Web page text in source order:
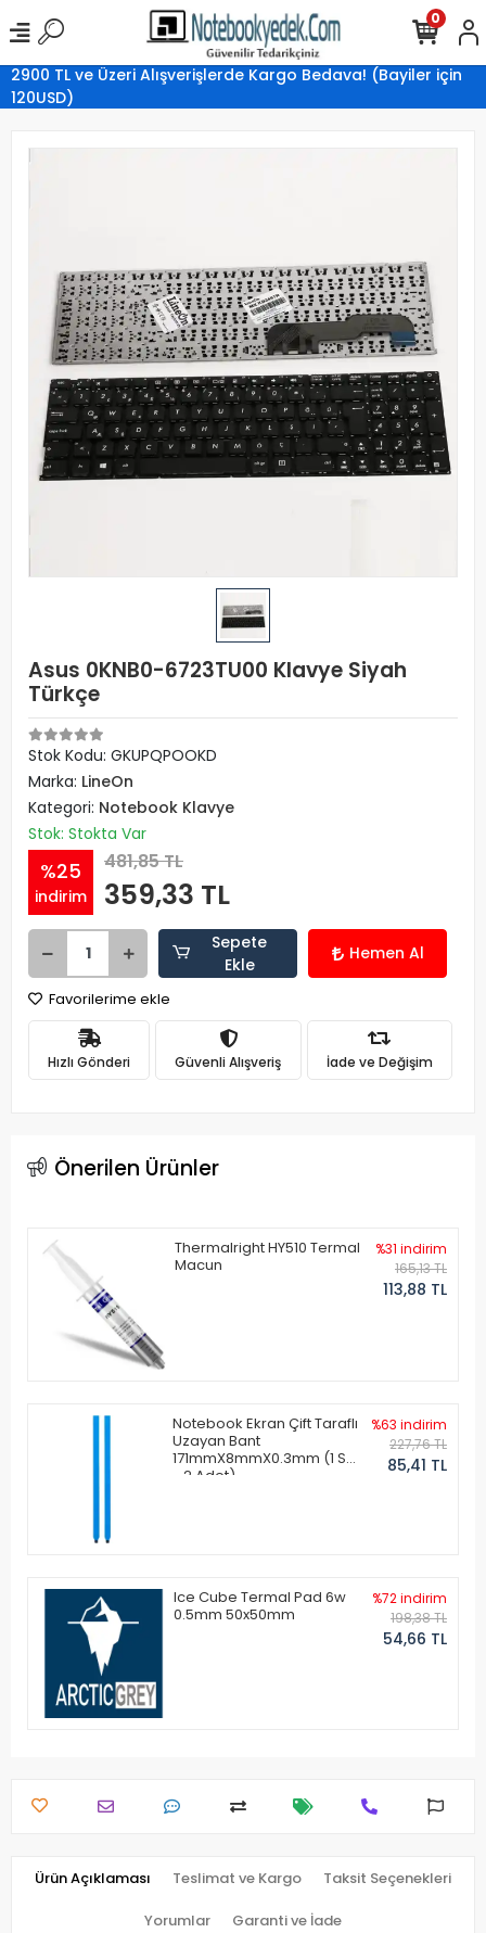
2900 TL ve Üzeri Alışverişlerde Kargo Bedava! (Bayiler için
120USD)
0
Asus 0KNB0-6723TU00 Klavye Siyah
Türkçe
Stok Kodu: GKUPQPOOKD
Marka: LineOn
Kategori: Notebook Klavye
Stok: Stokta Var
%25
indirim
481,85 TL
359,33 TL
Sepete
Ekle
Hemen Al
Favorilerime ekle
Hızlı Gönderi Güvenli Alışveriş İade ve Değişim
Önerilen Ürünler
Thermalright HY510 Termal
Macun
%31 indirim
165,13 TL
113,88 TL
Notebook Ekran Çift Taraflı
Uzayan Bant
171mmX8mmX0.3mm (1 Set
- 2 Adet)
%63 indirim
227,76 TL
85,41 TL
Ice Cube Termal Pad 6w
0.5mm 50x50mm
%72 indirim
198,38 TL
54,66 TL
Ürün Açıklaması Teslimat ve Kargo Taksit Seçenekleri
Yorumlar Garanti ve İade